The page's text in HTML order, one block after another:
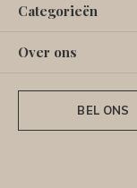
Categorieën
Over ons
BEL ONS